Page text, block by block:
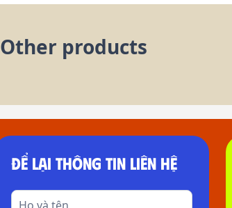
Other products
ĐỂ LẠI THÔNG TIN LIÊN HỆ